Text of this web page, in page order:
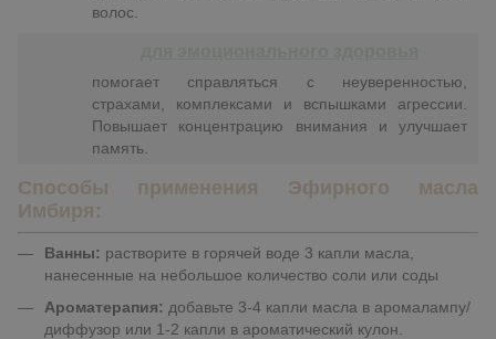
волос.
помогает справляться с неуверенностью,
страхами, комплексами и вспышками агрессии.
Повышает концентрацию внимания и улучшает
память.
Способы применения Эфирного масла
Имбиря :
Ванны: растворите в горячей воде 3 капли масла,
нанесенные на небольшое количество соли или соды
Ароматерапия: добавьте 3-4 капли масла в аромалампу/
диффузор или 1-2 капли в ароматический кулон.